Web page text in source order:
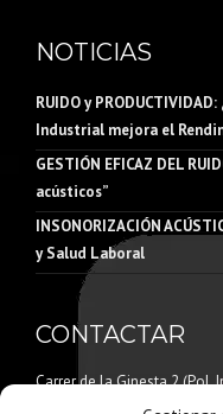
NOTICIAS
RUIDO y
Industrial mejora el
GESTIÓN EFICAZ DEL
acústicos”
INSONORIZACIÓN
y Salud Laboral
CONTACTAR
Carrer de la Ginesta 2 (Pol.